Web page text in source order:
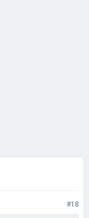
#18